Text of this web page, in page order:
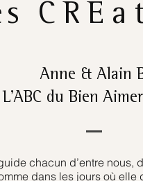
Anne & Alain
L’ABC du Bien
chacun d’entre nous,
dans les jours où elle